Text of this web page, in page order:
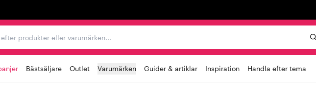
produkter eller varumärken...
Bästsäljare Outlet Varumärken Guider & artiklar Inspiration Handla efter tema